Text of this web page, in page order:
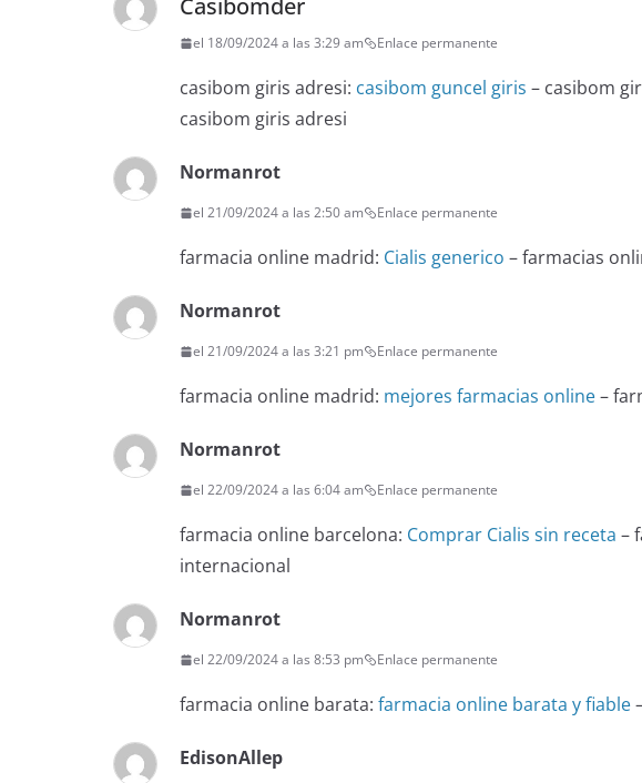
Casibomder
el 18/09/2024 a las 3:29 am Enlace permanente
casibom giris adresi: casibom guncel giris – casibom
casibom giris adresi
Normanrot
el 21/09/2024 a las 2:50 am Enlace permanente
farmacia online madrid: Cialis generico – farmacias
Normanrot
el 21/09/2024 a las 3:21 pm Enlace permanente
farmacia online madrid: mejores farmacias online–
Normanrot
el 22/09/2024 a las 6:04 am Enlace permanente
farmacia online barcelona: Comprar Cialis sin receta –
internacional
Normanrot
el 22/09/2024 a las 8:53 pm Enlace permanente
farmacia online barata: farmacia online barata y fiable
EdisonAllep